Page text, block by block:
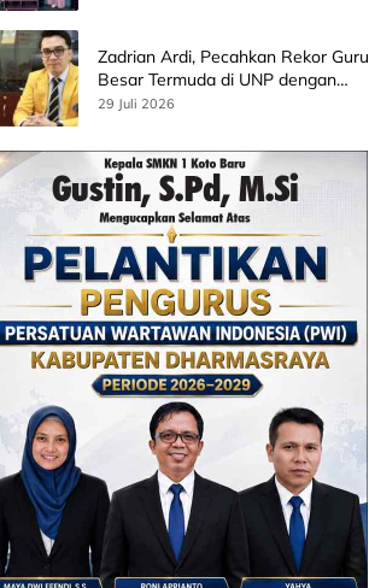
Zadrian Ardi, Pecahkan Rekor Guru
Besar Termuda di UNP dengan
Riset Stress Akademik
29 Juli 2026